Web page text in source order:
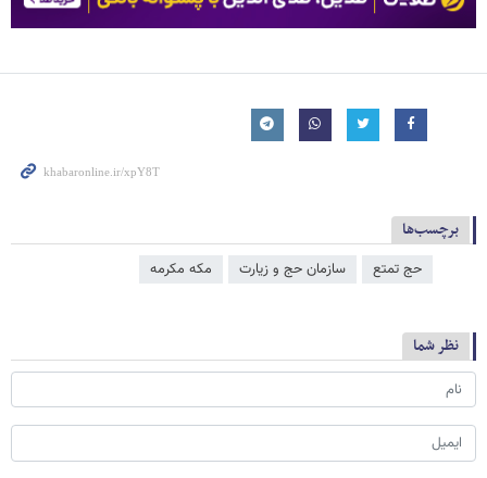
برچسب‌ها
حج تمتع سازمان حج و زیارت مکه مکرمه
نظر شما